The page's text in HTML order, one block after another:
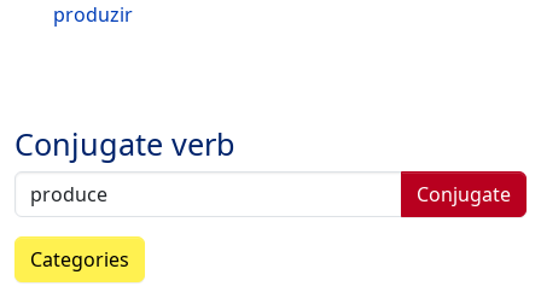
produzir
Conjugate verb
Conjugate
Categories